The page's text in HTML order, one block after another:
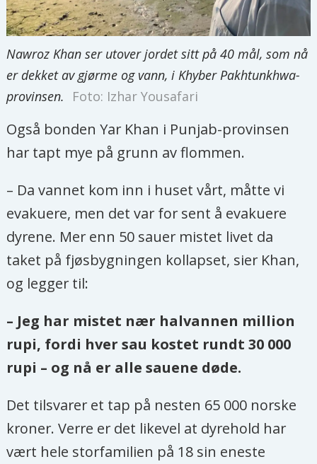
Nawroz Khan ser utover jordet sitt på 40 mål, som nå
er dekket av gjørme og vann, i Khyber Pakhtunkhwa-
provinsen.
Foto: Izhar Yousafari
Også bonden Yar Khan i Punjab-provinsen
har tapt mye på grunn av flommen.
– Da vannet kom inn i huset vårt, måtte vi
evakuere, men det var for sent å evakuere
dyrene. Mer enn 50 sauer mistet livet da
taket på fjøsbygningen kollapset, sier Khan,
og legger til:
– Jeg har mistet nær halvannen million
rupi, fordi hver sau kostet rundt 30 000
rupi – og nå er alle sauene døde.
Det tilsvarer et tap på nesten 65 000 norske
kroner. Verre er det likevel at dyrehold har
vært hele storfamilien på 18 sin eneste